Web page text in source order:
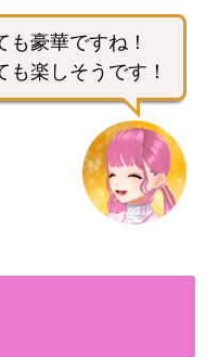
豪華ですね！
も楽しそうです！